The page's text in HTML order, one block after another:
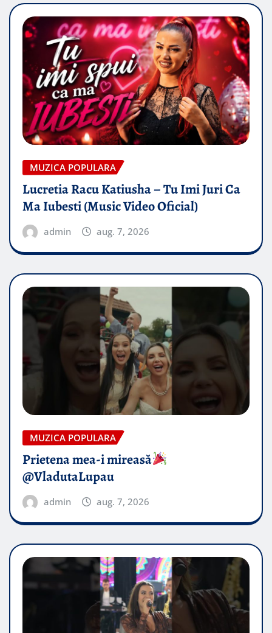
MUZICA POPULARA
Lucretia Racu Katiusha – Tu Imi Juri Ca
Ma Iubesti (Music Video Oficial)
admin aug. 7, 2026
MUZICA POPULARA
Prietena mea-i mireasă​
@VladutaLupau
admin aug. 7, 2026